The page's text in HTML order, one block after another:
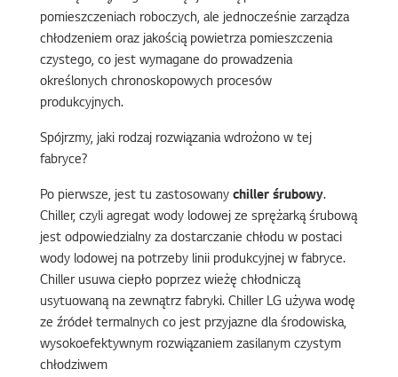
pomieszczeniach roboczych, ale jednocześnie zarządza
chłodzeniem oraz jakością powietrza pomieszczenia
czystego, co jest wymagane do prowadzenia
określonych chronoskopowych procesów
produkcyjnych.
Spójrzmy, jaki rodzaj rozwiązania wdrożono w tej
fabryce?
Po pierwsze, jest tu zastosowany chiller śrubowy.
Chiller, czyli agregat wody lodowej ze sprężarką śrubową
jest odpowiedzialny za dostarczanie chłodu w postaci
wody lodowej na potrzeby linii produkcyjnej w fabryce.
Chiller usuwa ciepło poprzez wieżę chłodniczą
usytuowaną na zewnątrz fabryki. Chiller LG używa wodę
ze źródeł termalnych co jest przyjazne dla środowiska,
wysokoefektywnym rozwiązaniem zasilanym czystym
chłodziwem